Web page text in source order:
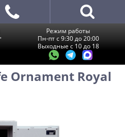
Режим работы
Пн-пт с 9:30 до 20:00
Выходные с 10 до 18
Ornament Royal